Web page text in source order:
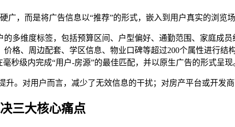
广，而是将广告信息以“推荐”的形式，嵌入到用户真实的浏览
多维度标签，包括预算区间、户型偏好、通勤范围、家庭成员
格、周边配套、学区信息、物业口碑等超过200个属性进行结构
秒级内完成“用户-房源”的最佳匹配，并以原生广告的形式呈现
升。对用户而言，减少了无效信息的干扰；对房产平台或开发
三大核心痛点